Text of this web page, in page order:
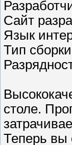
Сайт
Язык
Тип
столе.
Теперь вы